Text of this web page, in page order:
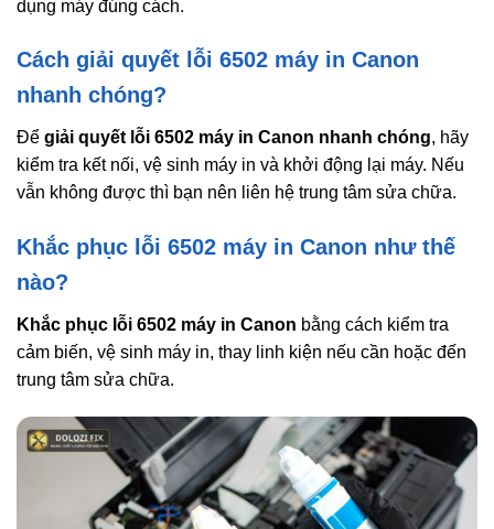
dụng máy đúng cách.
Cách giải quyết lỗi 6502 máy in Canon
nhanh chóng?
Để giải quyết lỗi 6502 máy in Canon nhanh chóng, hãy
kiểm tra kết nối, vệ sinh máy in và khởi động lại máy. Nếu
vẫn không được thì bạn nên liên hệ trung tâm sửa chữa.
Khắc phục lỗi 6502 máy in Canon như thế
nào?
Khắc phục lỗi 6502 máy in Canon bằng cách kiểm tra
cảm biến, vệ sinh máy in, thay linh kiện nếu cần hoặc đến
trung tâm sửa chữa.